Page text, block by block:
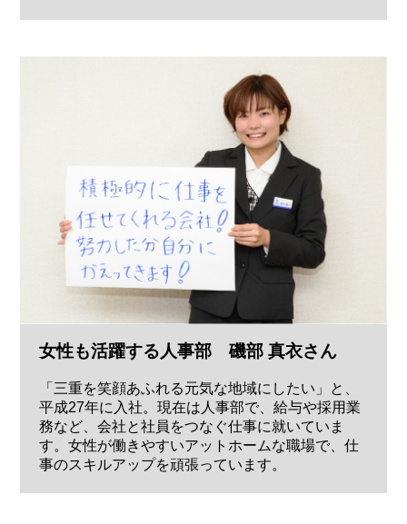
女性も活躍する人事部 磯部 真衣さん
「三重を笑顔あふれる元気な地域にしたい」と、
平成27年に入社。現在は人事部で、給与や採用業
務など、会社と社員をつなぐ仕事に就いていま
す。女性が働きやすいアットホームな職場で、仕
事のスキルアップを頑張っています。